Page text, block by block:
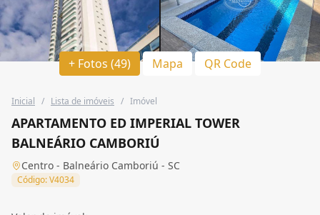
+ Fotos (49) Mapa QR Code
Inicial / Lista de imóveis / Imóvel
APARTAMENTO ED IMPERIAL TOWER
BALNEÁRIO CAMBORIÚ
Centro - Balneário Camboriú - SC
Código: V4034